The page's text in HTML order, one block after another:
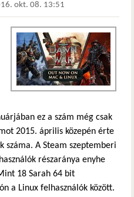
okt. 08. 13:51
ez a szám még csak
2015. április közepén érte
A Steam szeptemberi
részaránya enyhe
18 Sarah 64 bit
a Linux felhasználók között.